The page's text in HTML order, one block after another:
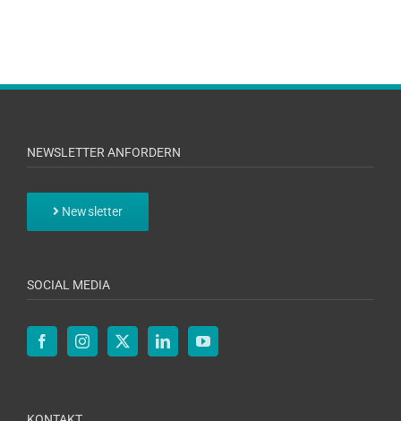
NEWSLETTER ANFORDERN
Newsletter
SOCIAL MEDIA